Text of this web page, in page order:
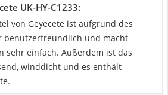
UK-HY-C1233:
von Geyecete ist aufgrund des
benutzerfreundlich und macht
sehr einfach. Außerdem ist das
winddicht und es enthält